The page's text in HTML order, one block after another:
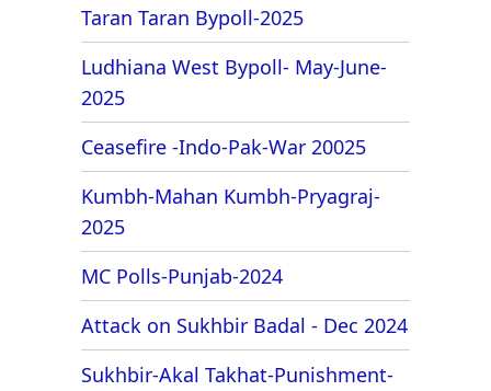
Taran Taran Bypoll-2025
Ludhiana West Bypoll- May-June-
2025
Ceasefire -Indo-Pak-War 20025
Kumbh-Mahan Kumbh-Pryagraj-
2025
MC Polls-Punjab-2024
Attack on Sukhbir Badal - Dec 2024
Sukhbir-Akal Takhat-Punishment-